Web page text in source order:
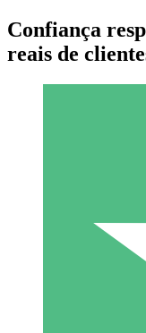
Pacotes
Pague conforme
Confiança
reais de